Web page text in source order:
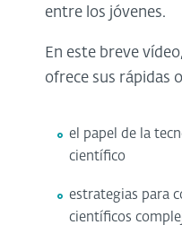
entre los jóvenes.
En este breve
ofrece sus rápidas
el papel de la
científico
estrategias para
científicos